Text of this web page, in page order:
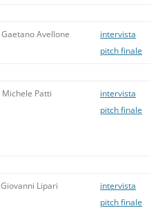
Gaetano Avellone
intervista
pitch finale
Michele Patti
intervista
pitch finale
Giovanni Lipari
intervista
pitch finale